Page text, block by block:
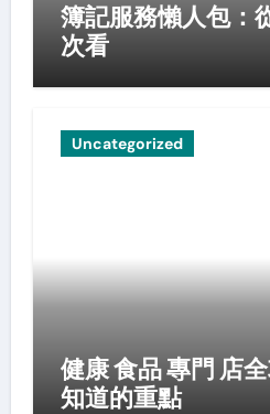
簿記服務懶人包：
次看
Uncategorized
健康 食品 專門 店
知道的重點